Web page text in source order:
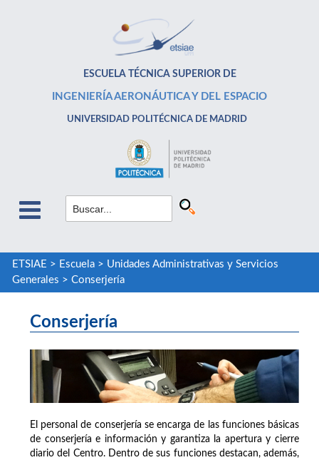
ESCUELA TÉCNICA SUPERIOR DE
INGENIERÍA AERONÁUTICA Y DEL ESPACIO
UNIVERSIDAD POLITÉCNICA DE MADRID
ETSIAE > Escuela> Unidades Administrativas y Servicios
Generales > Conserjería
Conserjería
El personal de conserjería se encarga de las funciones básicas
de conserjería e información y garantiza la apertura y cierre
diario del Centro. Dentro de sus funciones destacan, además,